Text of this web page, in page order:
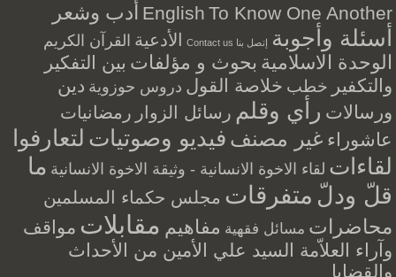
English To Know One Another أدب وشعر
أسئلة وأجوبة إتصل بنا Contact us الأدعية القرآن الكريم
الوحدة الاسلامية بحوث و مؤلفات بين التفكير
والتكفير خطب خلاصة القول دروس حوزوية دين
ورسالات رأي وقلم رسائل الزوار رمضانيات
عاشوراء غير مصنف فيديو وصوتيات لتعارفوا
لقاءات لقاء الاخوة الانسانية - وثيقة الاخوة الانسانية ما
قلّ ودلّ متفرقات مجلس حكماء المسلمين
محاضرات مسائل فقهية مفاهيم مقابلات مواقف
وآراء العلاّمة السيد علي الأمين من الأحداث
والقضايا